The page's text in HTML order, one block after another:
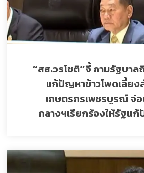
“สส.วรโชติ”จี้ ถามรัฐบาล
แก้ปัญหาข้าวโพดเลี้ยง
เกษตรกรเพชรบูรณ์ จ่
กลางฯเรียกร้องให้รัฐแ